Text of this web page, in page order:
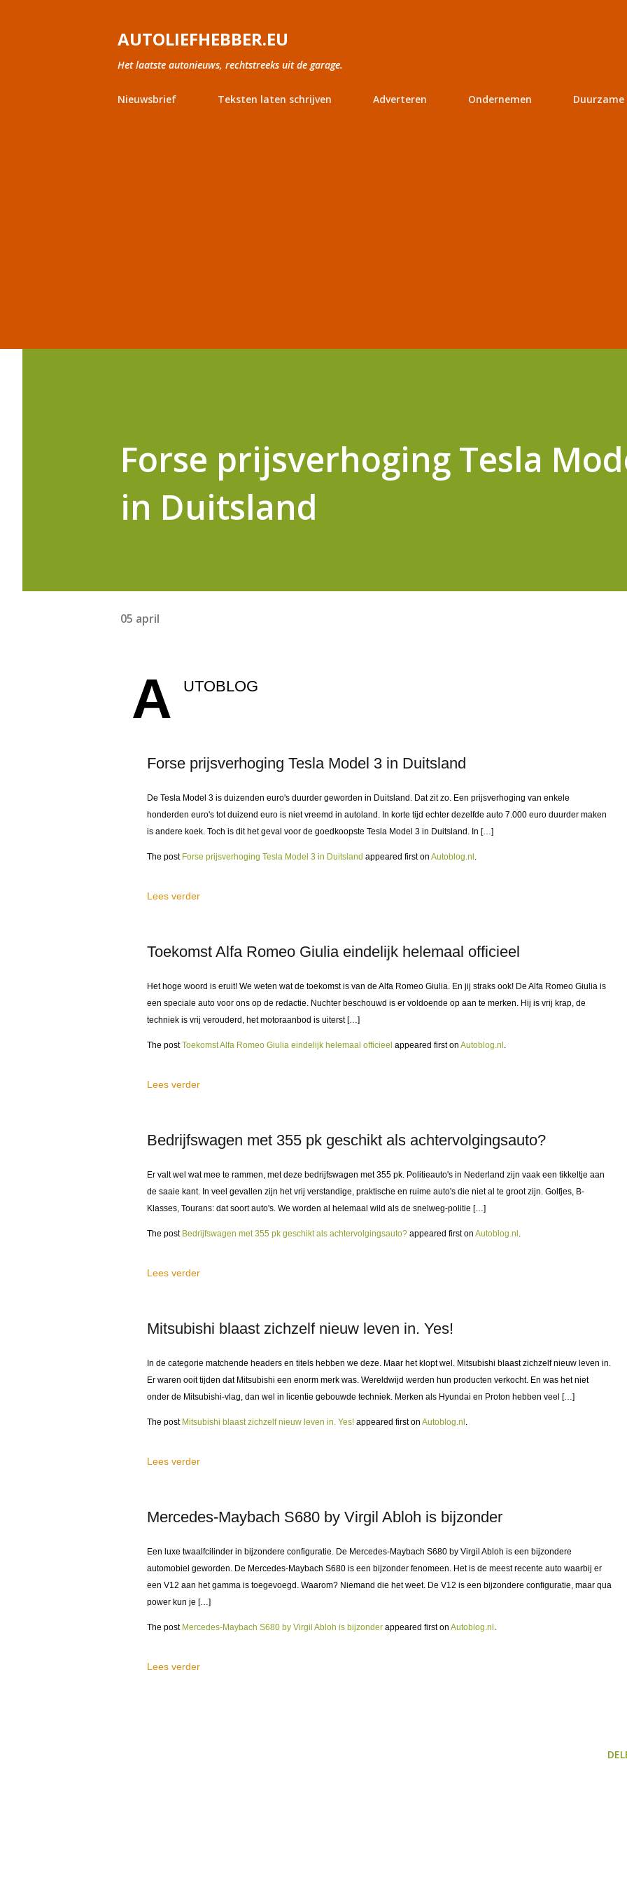
AUTOLIEFHEBBER.EU
Het laatste autonieuws, rechtstreeks uit de garage.
Nieuwsbrief Teksten laten schrijven Adverteren Ondernemen Duurzame
Forse prijsverhoging Tesla
in Duitsland
05 april
A UTOBLOG
Forse prijsverhoging Tesla Model 3 in Duitsland
De Tesla Model 3 is duizenden euro's duurder geworden in Duitsland. Dat zit zo. Een prijsverhoging van enkele
honderden euro's tot duizend euro is niet vreemd in autoland. In korte tijd echter dezelfde auto 7.000 euro duurder maken
is andere koek. Toch is dit het geval voor de goedkoopste Tesla Model 3 in Duitsland. In […]
The post Forse prijsverhoging Tesla Model 3 in Duitsland appeared first on Autoblog.nl .
Lees verder
Toekomst Alfa Romeo Giulia eindelijk helemaal officieel
Het hoge woord is eruit! We weten wat de toekomst is van de Alfa Romeo Giulia. En jij straks ook! De Alfa Romeo Giulia is
een speciale auto voor ons op de redactie. Nuchter beschouwd is er voldoende op aan te merken. Hij is vrij krap, de
techniek is vrij verouderd, het motoraanbod is uiterst […]
The postToekomst Alfa Romeo Giulia eindelijk helemaal officieel appeared first on Autoblog.nl .
Lees verder
Bedrijfswagen met 355 pk geschikt als achtervolgingsauto?
Er valt wel wat mee te rammen, met deze bedrijfswagen met 355 pk. Politieauto's in Nederland zijn vaak een tikkeltje aan
de saaie kant. In veel gevallen zijn het vrij verstandige, praktische en ruime auto's die niet al te groot zijn. Golfjes, B-
Klasses, Tourans: dat soort auto's. We worden al helemaal wild als de snelweg-politie […]
The post Bedrijfswagen met 355 pk geschikt als achtervolgingsauto? appeared first on Autoblog.nl .
Lees verder
Mitsubishi blaast zichzelf nieuw leven in. Yes!
In de categorie matchende headers en titels hebben we deze. Maar het klopt wel. Mitsubishi blaast zichzelf nieuw leven in.
Er waren ooit tijden dat Mitsubishi een enorm merk was. Wereldwijd werden hun producten verkocht. En was het niet
onder de Mitsubishi-vlag, dan wel in licentie gebouwde techniek. Merken als Hyundai en Proton hebben veel […]
The post Mitsubishi blaast zichzelf nieuw leven in. Yes! appeared first on Autoblog.nl .
Lees verder
Mercedes-Maybach S680 by Virgil Abloh is bijzonder
Een luxe twaalfcilinder in bijzondere configuratie. De Mercedes-Maybach S680 by Virgil Abloh is een bijzondere
automobiel geworden. De Mercedes-Maybach S680 is een bijzonder fenomeen. Het is de meest recente auto waarbij er
een V12 aan het gamma is toegevoegd. Waarom? Niemand die het weet. De V12 is een bijzondere configuratie, maar qua
power kun je […]
The post Mercedes-Maybach S680 by Virgil Abloh is bijzonder appeared first on Autoblog.nl .
Lees verder